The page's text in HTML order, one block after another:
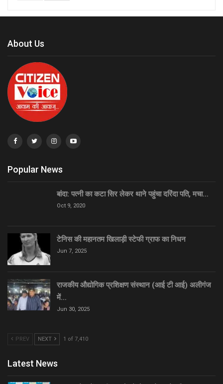
About Us
Popular News
बांदा: पत्नी का कटा सिर लेकर थाने पहुंचा दरिंदा पति, मचा…
Oct 9, 2020
टेनिस की महानतम खिलाड़ी स्टेफी ग्राफ का निधन
Jun 7, 2025
राजकीय औद्योगिक प्रशिक्षण संस्थान (आई टी आई) अलीगंज
में…
Jun 30, 2025
PREV NEXT 1 of 7,410
Latest News